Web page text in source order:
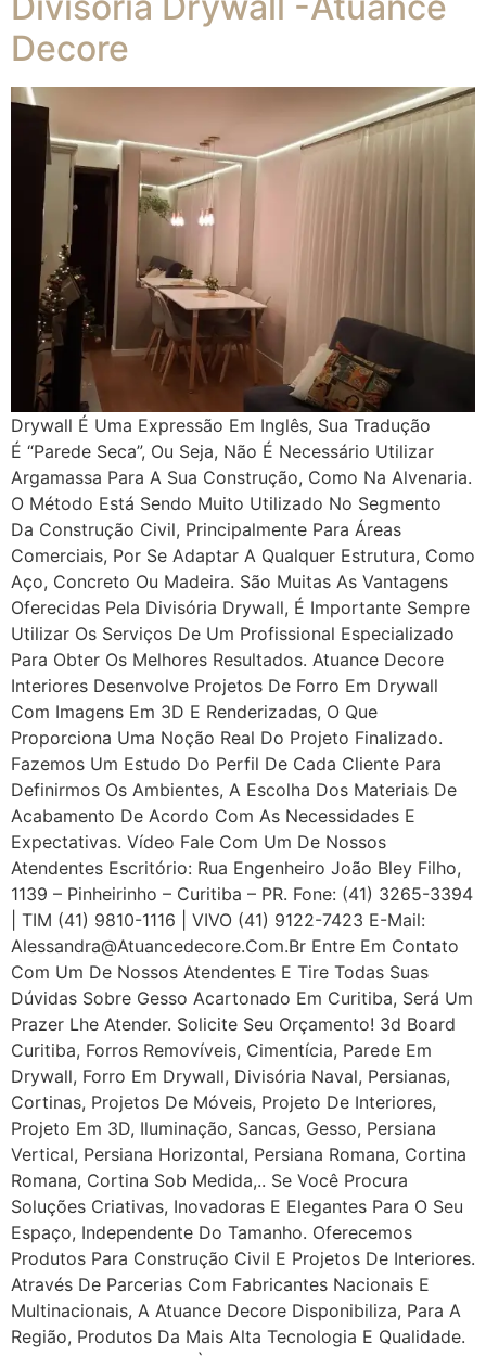
Decore
Drywall É Uma Expressão Em Inglês, Sua Tradução
É “Parede Seca”, Ou Seja, Não É Necessário Utilizar
Argamassa Para A Sua Construção, Como Na Alvenaria.
O Método Está Sendo Muito Utilizado No Segmento
Da Construção Civil, Principalmente Para Áreas
Comerciais, Por Se Adaptar A Qualquer Estrutura, Como
Aço, Concreto Ou Madeira. São Muitas As Vantagens
Oferecidas Pela Divisória Drywall, É Importante Sempre
Utilizar Os Serviços De Um Profissional Especializado
Para Obter Os Melhores Resultados. Atuance Decore
Interiores Desenvolve Projetos De Forro Em Drywall
Com Imagens Em 3D E Renderizadas, O Que
Proporciona Uma Noção Real Do Projeto Finalizado.
Fazemos Um Estudo Do Perfil De Cada Cliente Para
Definirmos Os Ambientes, A Escolha Dos Materiais De
Acabamento De Acordo Com As Necessidades E
Expectativas. Vídeo Fale Com Um De Nossos
Atendentes Escritório: Rua Engenheiro João Bley Filho,
1139 – Pinheirinho – Curitiba – PR. Fone: (41) 3265-3394
| TIM (41) 9810-1116 | VIVO (41) 9122-7423 E-Mail:
Alessandra@atuancedecore.com.br Entre Em Contato
Com Um De Nossos Atendentes E Tire Todas Suas
Dúvidas Sobre Gesso Acartonado Em Curitiba, Será Um
Prazer Lhe Atender. Solicite Seu Orçamento! 3d Board
Curitiba, Forros Removíveis, Cimentícia, Parede Em
Drywall, Forro Em Drywall, Divisória Naval, Persianas,
Cortinas, Projetos De Móveis, Projeto De Interiores,
Projeto Em 3D, Iluminação, Sancas, Gesso, Persiana
Vertical, Persiana Horizontal, Persiana Romana, Cortina
Romana, Cortina Sob Medida,.. Se Você Procura
Soluções Criativas, Inovadoras E Elegantes Para O Seu
Espaço, Independente Do Tamanho. Oferecemos
Produtos Para Construção Civil E Projetos De Interiores.
Através De Parcerias Com Fabricantes Nacionais E
Multinacionais, A Atuance Decore Disponibiliza, Para A
Região, Produtos Da Mais Alta Tecnologia E Qualidade.